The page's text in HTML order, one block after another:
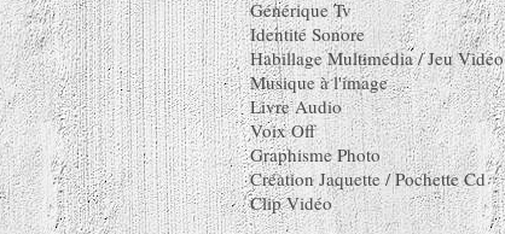
Générique Tv
Identité Sonore
Habillage Multimédia / Jeu Vidéo
Musique à l'image
Livre Audio
Voix Off
Graphisme Photo
Création Jaquette / Pochette Cd
Clip Vidéo